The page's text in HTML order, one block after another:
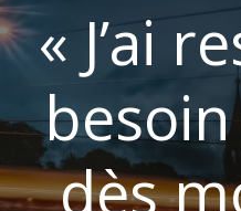
« J’ai
besoin
dès